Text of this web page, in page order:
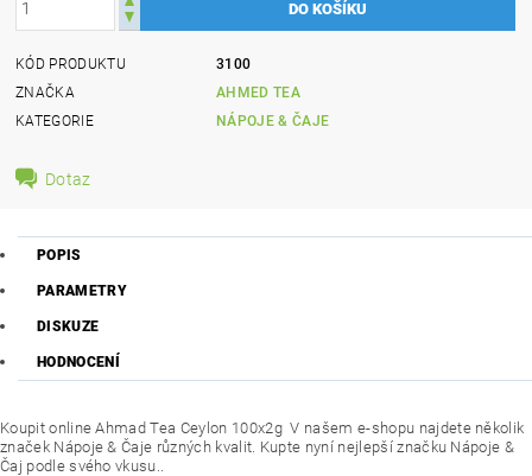
KÓD PRODUKTU
3100
ZNAČKA
AHMED TEA
KATEGORIE
NÁPOJE & ČAJE
Dotaz
POPIS
PARAMETRY
DISKUZE
HODNOCENÍ
Koupit online Ahmad Tea Ceylon 100x2g V našem e-shopu najdete několik
značek Nápoje & Čaje různých kvalit. Kupte nyní nejlepší značku Nápoje &
Čaj podle svého vkusu..